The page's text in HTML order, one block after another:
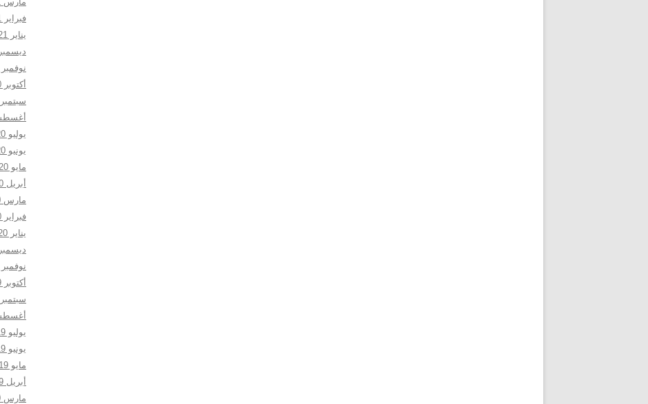
فبراير 2021
يناير 2021
ديسمبر 2020
نوفمبر 2020
أكتوبر 2020
سبتمبر 2020
أغسطس
يوليو 2020
يونيو 2020
مايو 2020
أبريل 2020
مارس 2020
فبراير 2020
يناير 2020
ديسمبر 2019
نوفمبر 2019
أكتوبر 2019
سبتمبر 2019
أغسطس
يوليو 2019
يونيو 2019
مايو 2019
أبريل 2019
مارس 2019